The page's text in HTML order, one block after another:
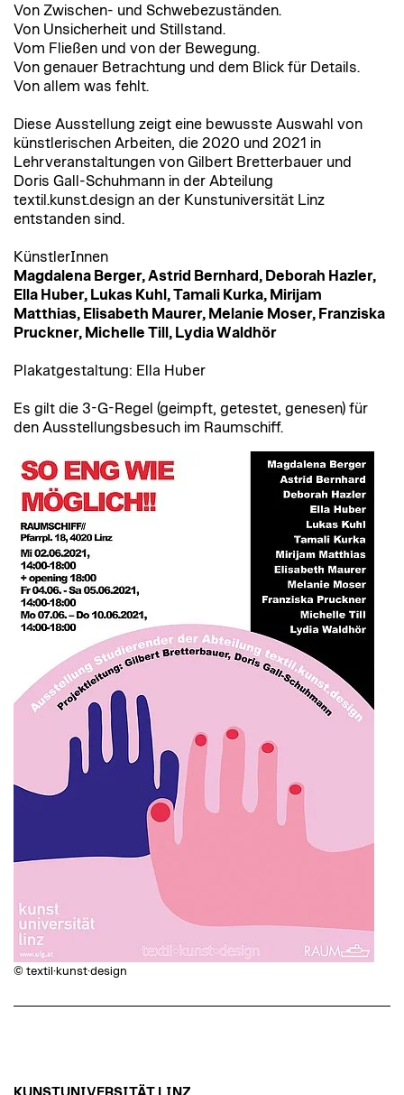
Von Zwischen- und Schwebezuständen.
Von Unsicherheit und Stillstand.
Vom Fließen und von der Bewegung.
Von genauer Betrachtung und dem Blick für Details.
Von allem was fehlt.
Diese Ausstellung zeigt eine bewusste Auswahl von
künstlerischen Arbeiten, die 2020 und 2021 in
Lehrveranstaltungen von Gilbert Bretterbauer und
Doris Gall-Schuhmann in der Abteilung
textil.kunst.design an der Kunstuniversität Linz
entstanden sind.
KünstlerInnen
Magdalena Berger, Astrid Bernhard, Deborah Hazler,
Ella Huber, Lukas Kuhl, Tamali Kurka, Mirijam
Matthias, Elisabeth Maurer, Melanie Moser, Franziska
Pruckner, Michelle Till, Lydia Waldhör
Plakatgestaltung: Ella Huber
Es gilt die 3-G-Regel (geimpft, getestet, genesen) für
den Ausstellungsbesuch im Raumschiff.
© textil·kunst·design